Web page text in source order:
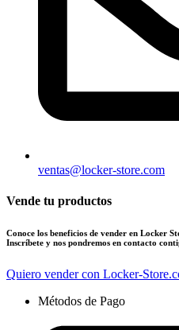
ventas@locker-store.com
Vende tu productos
Conoce los beneficios de vender en Locker
Inscríbete y nos pondremos en contacto
Quiero vender con Locker-
Métodos de Pago